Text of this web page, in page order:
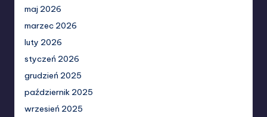
maj 2026
marzec 2026
luty 2026
styczeń 2026
grudzień 2025
październik 2025
wrzesień 2025